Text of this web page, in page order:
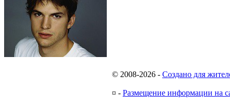
© 2008-2026 - Создано для
¤ - Размещение информации на